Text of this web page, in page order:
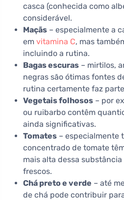
casca (conhecida como
considerável.
Maçãs – especialmente a
em vitamina C, mas
incluindo a rutina.
Bagas escuras – mirtilos,
negras são ótimas fontes
rutina certamente faz
Vegetais folhosos – por
ou ruibarbo contêm
ainda significativas.
Tomates – especialmente
concentrado de tomate
mais alta dessa
frescos.
Chá preto e verde – até
de chá pode contribuir